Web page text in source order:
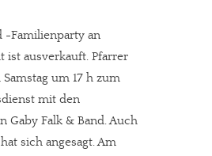
-Familienparty an
ist ausverkauft. Pfarrer
um 17 h zum
mit den
Gaby Falk & Band. Auch
sich angesagt. Am